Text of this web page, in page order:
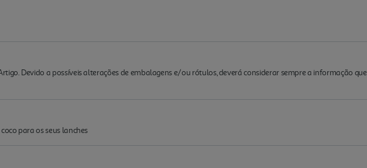
Devido a possíveis alterações de embalagens e/ou rótulos, deverá considerar sempre a informação que
para os seus lanches